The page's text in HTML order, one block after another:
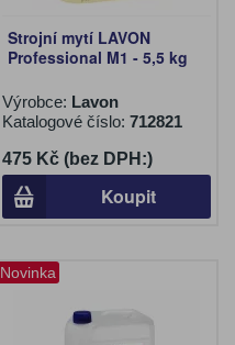
Strojní mytí LAVON
Professional M1 - 5,5 kg
Výrobce: Lavon
Katalogové číslo: 712821
475 Kč (bez DPH:)
Koupit
Novinka